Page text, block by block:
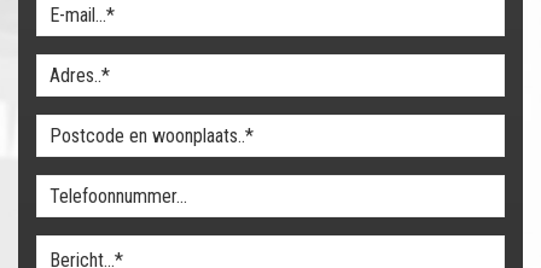
Contact